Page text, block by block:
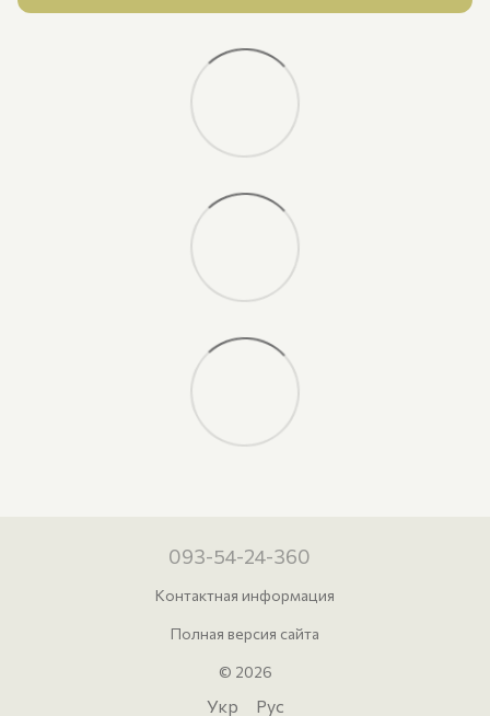
093-54-24-360
Контактная информация
Полная версия сайта
© 2026
Укр Рус